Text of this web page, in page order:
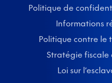
Politique de
Informations
Politique contre le
Stratégie fiscale
Loi sur